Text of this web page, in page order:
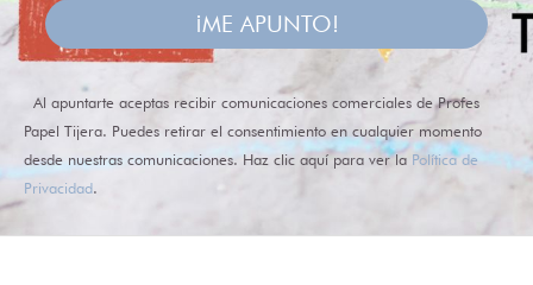
¡ME APUNTO!
Al apuntarte aceptas recibir comunicaciones comerciales de Profes
Papel Tijera. Puedes retirar el consentimiento en cualquier momento
desde nuestras comunicaciones. Haz clic aquí para ver la Política de
Privacidad.